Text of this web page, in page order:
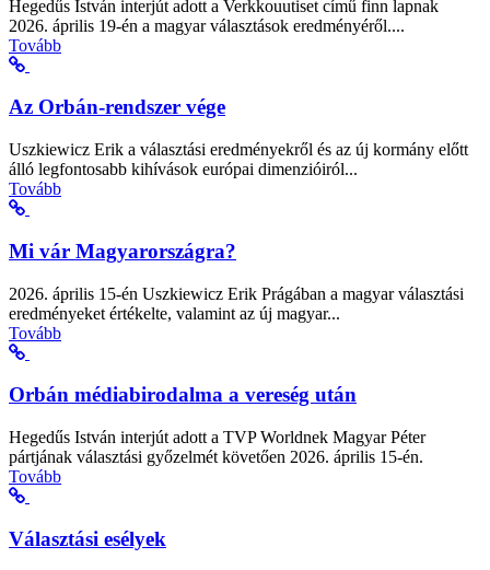
Hegedűs István interjút adott a Verkkouutiset című finn lapnak
2026. április 19-én a magyar választások eredményéről....
Tovább
Az Orbán-rendszer vége
Uszkiewicz Erik a választási eredményekről és az új kormány előtt
álló legfontosabb kihívások európai dimenzióiról...
Tovább
Mi vár Magyarországra?
2026. április 15-én Uszkiewicz Erik Prágában a magyar választási
eredményeket értékelte, valamint az új magyar...
Tovább
Orbán médiabirodalma a vereség után
Hegedűs István interjút adott a TVP Worldnek Magyar Péter
pártjának választási győzelmét követően 2026. április 15-én.
Tovább
Választási esélyek